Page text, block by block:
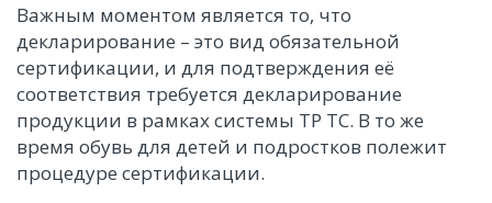
Важным моментом является то, что
декларирование – это вид обязательной
сертификации, и для подтверждения её
соответствия требуется декларирование
продукции в рамках системы ТР ТС. В то же
время обувь для детей и подростков полежит
процедуре сертификации.